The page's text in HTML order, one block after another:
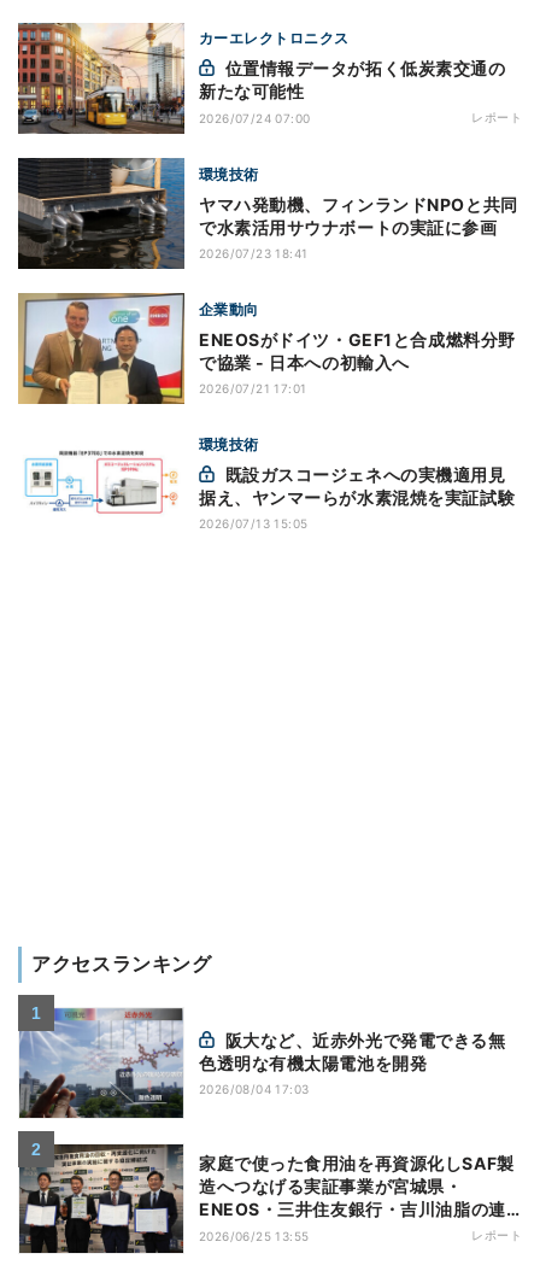
カーエレクトロニクス
新たな可能性
2026/07/24 07:00 レポート
環境技術
ヤマハ発動機、フィンランドNPOと共同
で水素活用サウナボートの実証に参画
2026/07/23 18:41
企業動向
ENEOSがドイツ・GEF1と合成燃料分野
で協業 - 日本への初輸入へ
2026/07/21 17:01
環境技術
据え、ヤンマーらが水素混焼を実証試験
2026/07/13 15:05
アクセスランキング
色透明な有機太陽電池を開発
2026/08/04 17:03
家庭で使った食用油を再資源化しSAF製
造へつなげる実証事業が宮城県・
ENEOS・三井住友銀行・吉川油脂の連
携でスタート
2026/06/25 13:55 レポート